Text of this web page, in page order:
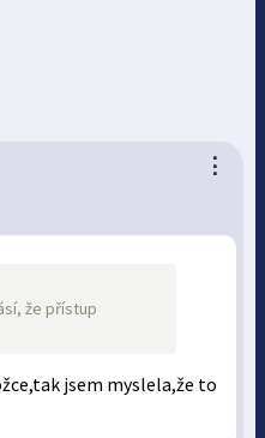
⋮
že přístup
jsem myslela,že to